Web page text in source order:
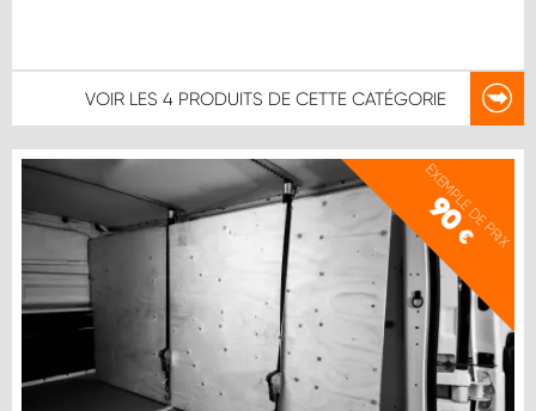
VOIR LES 4 PRODUITS DE CETTE CATÉGORIE
EXEMPLE DE PRIX
90
€